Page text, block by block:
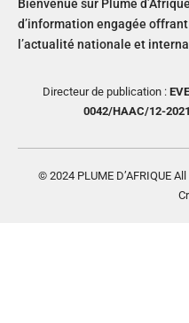
Bienvenue sur Plume
d’information engagée
l’actualité nationale et
Directeur de publication :
0042/HAAC/12-
© 2024 PLUME D’AFRIQUE